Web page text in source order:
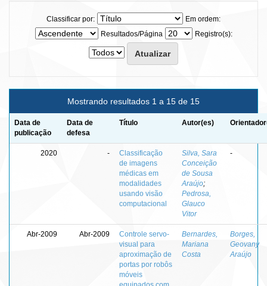
Classificar por:
Em ordem:
Resultados/Página
Registro(s):
Mostrando resultados 1 a 15 de 15
Data de
publicação
Data de
defesa
Título Autor(es)
2020 -
Classificação
de imagens
médicas em
modalidades
usando visão
computacional
Silva, Sara
Conceição
de Sousa
Araújo;
Pedrosa,
Glauco
Vitor
-
Abr-2009 Abr-2009
Controle servo-
visual para
aproximação de
portas por robôs
móveis
Bernardes,
Mariana
Costa
Borges,
Geovany
Araújo